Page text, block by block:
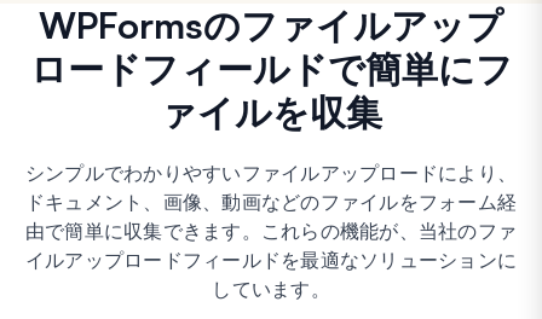
WPFormsのファイルアップ
ロードフィールドで簡単にフ
ァイルを収集
シンプルでわかりやすいファイルアップロードにより、
ドキュメント、画像、動画などのファイルをフォーム経
由で簡単に収集できます。これらの機能が、当社のファ
イルアップロードフィールドを最適なソリューションに
しています。